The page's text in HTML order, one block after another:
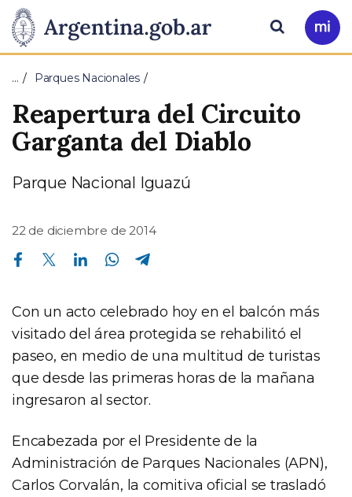
Presidencia
de
la
Nación
Pasar al contenido principal
Ir
a
Buscar
… Parques Nacionales
Reapertura del Circuito
Garganta del Diablo
Parque Nacional Iguazú
22 de diciembre de 2014
Compartir en Facebook Compartir en Twitter Compartir en Linkedin Compartir en Whatsapp
Con un acto celebrado hoy en el balcón más
visitado del área protegida se rehabilitó el
paseo, en medio de una multitud de turistas
que desde las primeras horas de la mañana
ingresaron al sector.
Encabezada por el Presidente de la
Administración de Parques Nacionales (APN),
Carlos Corvalán, la comitiva oficial se trasladó